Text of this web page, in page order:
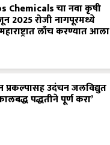
Chemicals चा नवा कृषी
2025 रोजी नागपूरमध्ये
लाँच करण्यात आला
प्रकल्पासह उदंचन जलविद्युत
पद्धतीने पूर्ण करा’